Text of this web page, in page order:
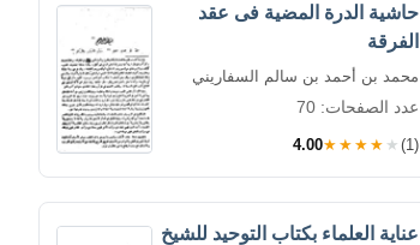
حاشية الدرة المضية فى عقد
الفرقة
محمد بن أحمد بن سالم السفاريني
عدد الصفحات: 70
4.00★★★★★ (1)
عناية العلماء بكتاب التوحيد للشيخ